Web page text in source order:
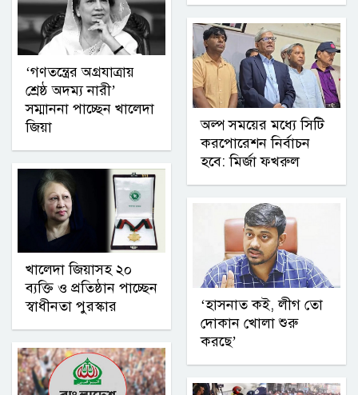
‘গণতন্ত্রের অগ্রযাত্রায়
শ্রেষ্ঠ অদম্য নারী’
সম্মাননা পাচ্ছেন খালেদা
জিয়া
খালেদা জিয়াসহ ২০
ব্যক্তি ও প্রতিষ্ঠান পাচ্ছেন
স্বাধীনতা পুরস্কার
অল্প সময়ের মধ্যে সিটি
করপোরেশন নির্বাচন
হবে: মির্জা ফখরুল
‘হাসনাত কই, লীগ তো
দোকান খোলা শুরু
করছে’